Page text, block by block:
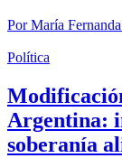
PorMaría
Política
Argentina:
soberanía